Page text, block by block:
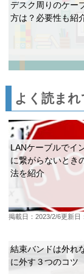
デスク周りのケー
方は？必要性も紹
よく読ま
LANケーブルでイ
に繋がらないとき
法を紹介
掲載日：2023/2/6更新日
結束バンドは外れ
に外す３つのコツ